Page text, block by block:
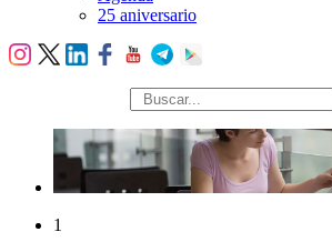
25 aniversario
búsqueda
1